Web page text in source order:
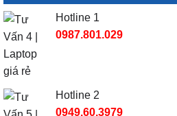
Hotline 1
0987.801.029
Hotline 2
0949.60.3979